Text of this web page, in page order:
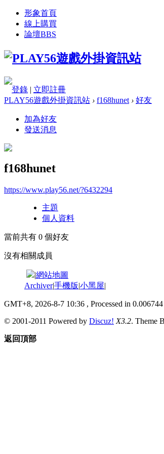
形象首頁
線上購買
論壇BBS
登錄 | 立即註冊
PLAY56遊戲外掛資訊站 › f168hunet › 好友
加為好友
發送消息
f168hunet
https://www.play56.net/?6432294
主題
個人資料
當前共有 0 個好友
沒有相關成員
|網站地圖
Archiver|手機版|小黑屋|
GMT+8, 2026-8-7 10:36 , Processed in
© 2001-2011 Powered by Discuz! X3.2. Theme
返回頂部